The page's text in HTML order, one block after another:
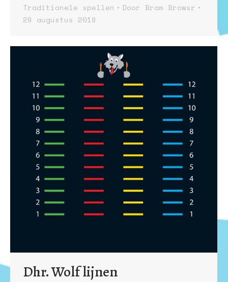
Traditionele spellen Door Bram Browsr
29 augustus 2019
Dhr. Wolf lijnen